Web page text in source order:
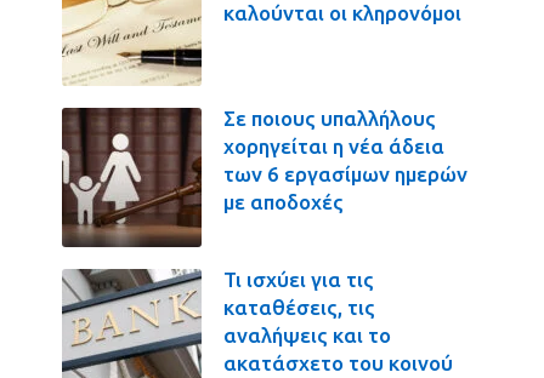
καλούνται οι κληρονόμοι
Σε ποιους υπαλλήλους
χορηγείται η νέα άδεια
των 6 εργασίμων ημερών
με αποδοχές
Τι ισχύει για τις
καταθέσεις, τις
αναλήψεις και το
ακατάσχετο του κοινού